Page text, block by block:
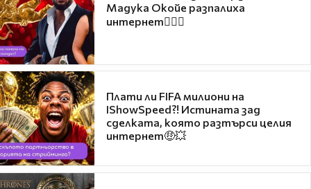
Мадука Окойе разпалиха
интернет❤️‍🔥🔥
Плати ли FIFA милиони на
IShowSpeed?! Истината зад
сделката, която разтърси целия
интернет🤑💥